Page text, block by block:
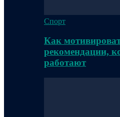
Спорт
Как
рекомендации,
работают